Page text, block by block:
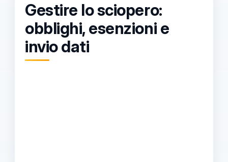
Gestire lo sciopero:
obblighi, esenzioni e
invio dati